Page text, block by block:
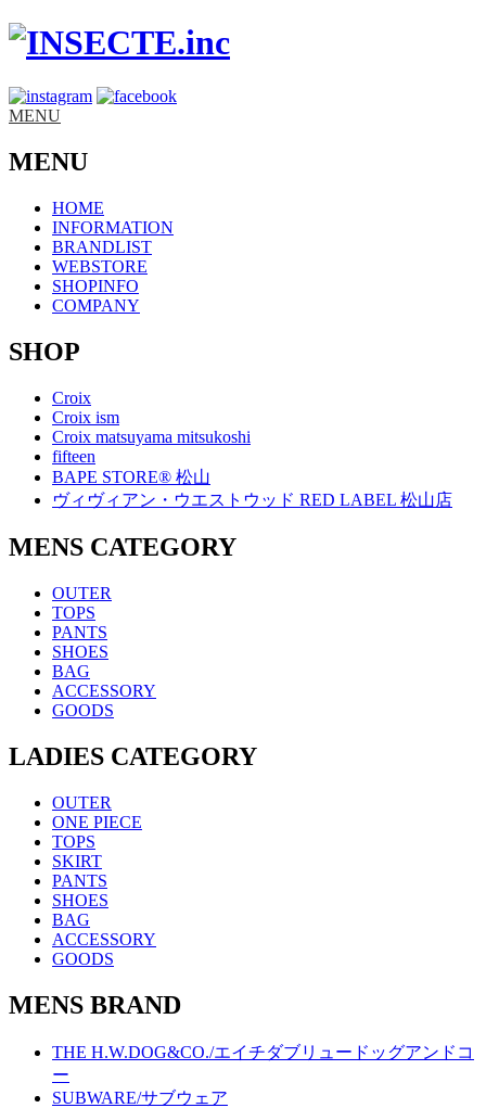
MENU
MENU
HOME
INFORMATION
BRANDLIST
WEBSTORE
SHOPINFO
COMPANY
SHOP
Croix
Croix ism
Croix matsuyama mitsukoshi
fifteen
BAPE STORE® 松山
ヴィヴィアン・ウエストウッド RED LABEL 松山店
MENS CATEGORY
OUTER
TOPS
PANTS
SHOES
BAG
ACCESSORY
GOODS
LADIES CATEGORY
OUTER
ONE PIECE
TOPS
SKIRT
PANTS
SHOES
BAG
ACCESSORY
GOODS
MENS BRAND
THE H.W.DOG&CO./エイチダブリュードッグアンドコ
ー
SUBWARE/サブウェア